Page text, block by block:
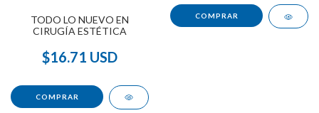
TODO LO NUEVO EN
CIRUGÍA ESTÉTICA
$16.71 USD